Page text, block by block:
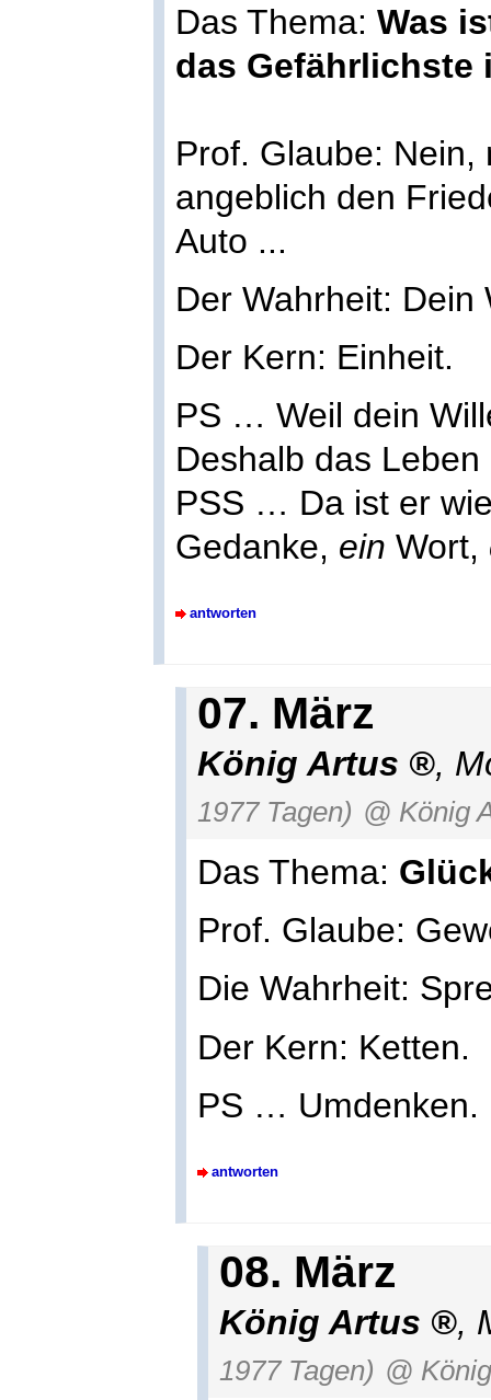
Das Thema: Was
das Gefährlichste
Prof. Glaube: Nein,
angeblich den
Auto ...
Der Wahrheit: Dein
Der Kern: Einheit.
PS … Weil dein
Deshalb das
PSS … Da ist er
Gedanke, ein Wort,
antworten
07. März
König Artus ,
1977 Tagen) @ König
Das Thema:
Prof. Glaube:
Die Wahrheit:
Der Kern: Ketten.
PS … Umdenken.
antworten
08. März
König Artus ,
1977 Tagen) @